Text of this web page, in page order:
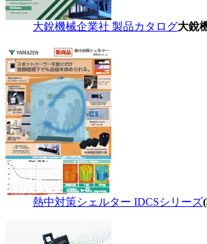
大銳機械企業社 製品カタログ大銳
熱中対策シェルター IDCSシリーズ